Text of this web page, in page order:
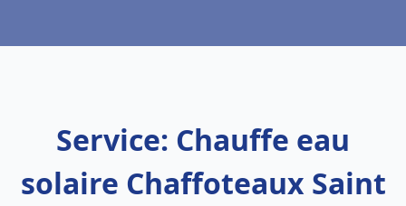
Service: Chauffe eau
solaire Chaffoteaux Saint